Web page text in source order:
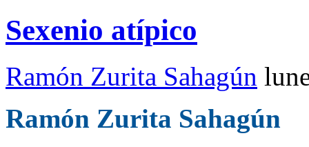
Sexenio atípico
Ramón Zurita Sahagún
Ramón Zurita Sahagún